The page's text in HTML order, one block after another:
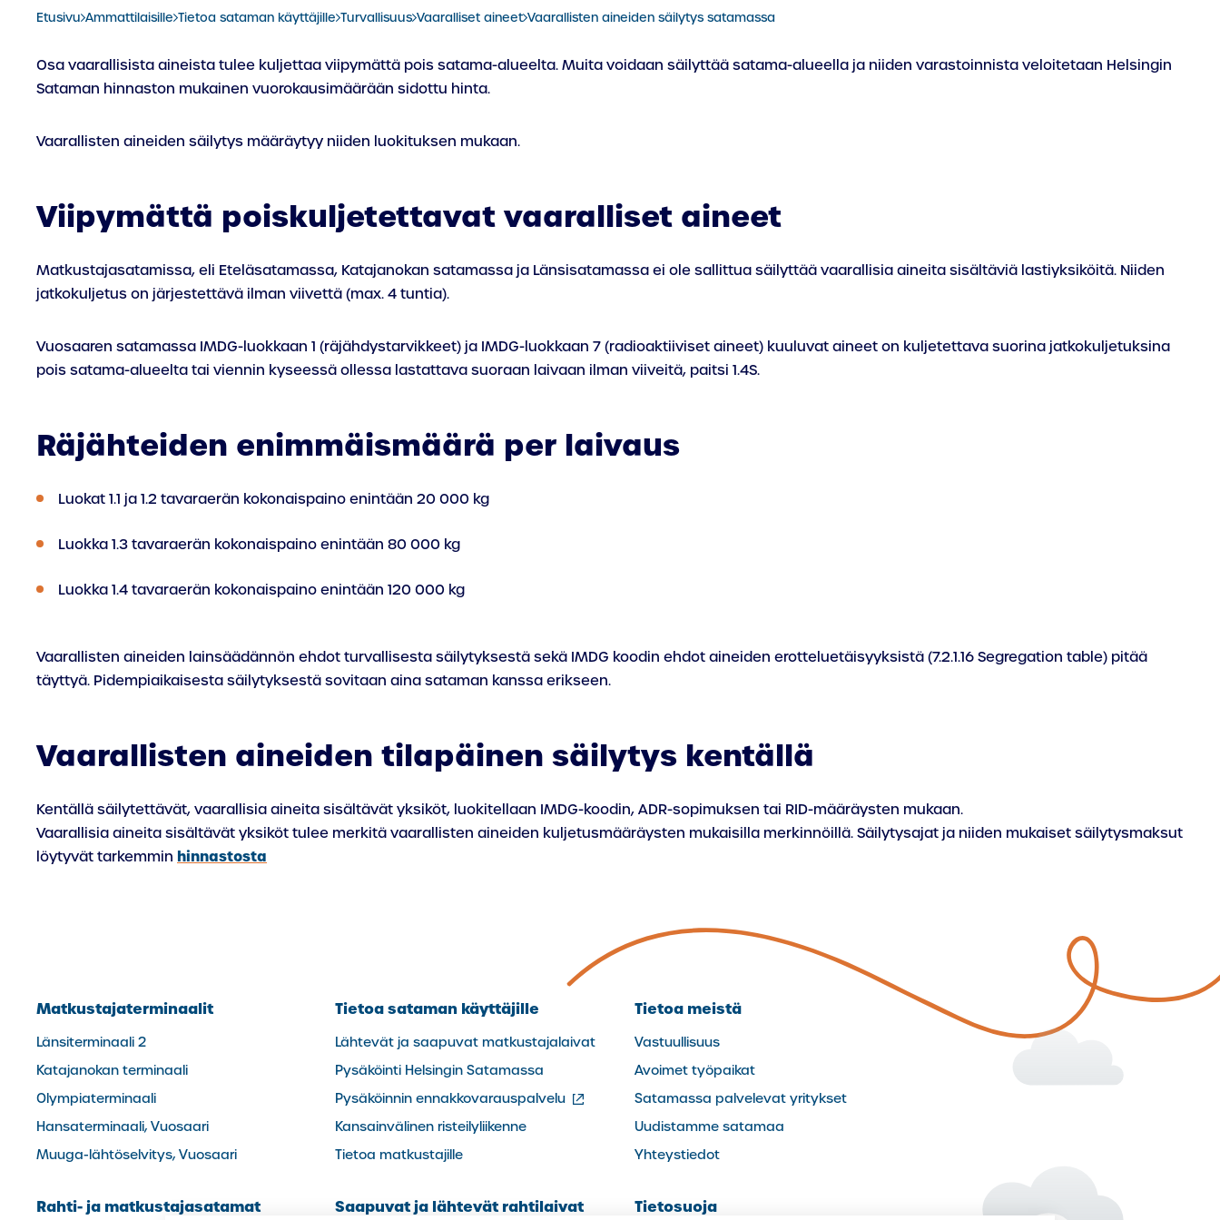
Etusivu Ammattilaisille Tietoa sataman käyttäjille Turvallisuus Vaaralliset aineet Vaarallisten aineiden säilytys satamassa
Osa vaarallisista aineista tulee kuljettaa viipymättä pois satama-alueelta. Muita voidaan säilyttää satama-alueella ja niiden varastoinnista veloitetaan Helsingin
Sataman hinnaston mukainen vuorokausimäärään sidottu hinta.
Vaarallisten aineiden säilytys määräytyy niiden luokituksen mukaan.
Viipymättä poiskuljetettavat vaaralliset aineet
Matkustajasatamissa, eli Eteläsatamassa, Katajanokan satamassa ja Länsisatamassa ei ole sallittua säilyttää vaarallisia aineita sisältäviä lastiyksiköitä. Niiden
jatkokuljetus on järjestettävä ilman viivettä (max. 4 tuntia).
Vuosaaren satamassa IMDG-luokkaan 1 (räjähdystarvikkeet) ja IMDG-luokkaan 7 (radioaktiiviset aineet) kuuluvat aineet on kuljetettava suorina jatkokuljetuksina
pois satama-alueelta tai viennin kyseessä ollessa lastattava suoraan laivaan ilman viiveitä, paitsi 1.4S.
Räjähteiden enimmäismäärä per laivaus
Luokat 1.1 ja 1.2 tavaraerän kokonaispaino enintään 20 000 kg
Luokka 1.3 tavaraerän kokonaispaino enintään 80 000 kg
Luokka 1.4 tavaraerän kokonaispaino enintään 120 000 kg
Vaarallisten aineiden lainsäädännön ehdot turvallisesta säilytyksestä sekä IMDG koodin ehdot aineiden erotteluetäisyyksistä (7.2.1.16 Segregation table) pitää
täyttyä. Pidempiaikaisesta säilytyksestä sovitaan aina sataman kanssa erikseen.
Vaarallisten aineiden tilapäinen säilytys kentällä
Kentällä säilytettävät, vaarallisia aineita sisältävät yksiköt, luokitellaan IMDG-koodin, ADR-sopimuksen tai RID-määräysten mukaan.
Vaarallisia aineita sisältävät yksiköt tulee merkitä vaarallisten aineiden kuljetusmääräysten mukaisilla merkinnöillä. Säilytysajat ja niiden mukaiset säilytysmaksut
löytyvät tarkemmin hinnastosta
Matkustajaterminaalit
Länsiterminaali 2
Katajanokan terminaali
Olympiaterminaali
Hansaterminaali, Vuosaari
Muuga-lähtöselvitys, Vuosaari
Rahti- ja matkustajasatamat
Tietoa sataman käyttäjille
Lähtevät ja saapuvat matkustajalaivat
Pysäköinti Helsingin Satamassa
Pysäköinnin ennakkovarauspalvelu(ulkoinen
linkki)
Kansainvälinen risteilyliikenne
Tietoa matkustajille
Saapuvat ja lähtevät rahtilaivat
Tietoa meistä
Vastuullisuus
Avoimet työpaikat
Satamassa palvelevat yritykset
Uudistamme satamaa
Yhteystiedot
Tietosuoja